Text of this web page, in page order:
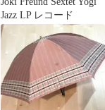
Jazz LP レコード